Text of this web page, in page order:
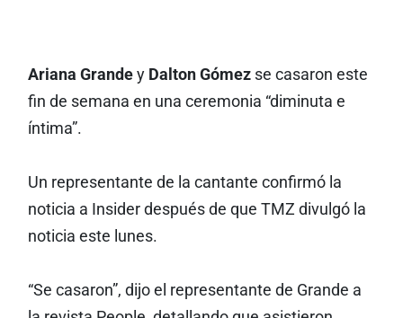
Ariana Grande y Dalton Gómezse casaron este
fin de semana en una ceremonia “diminuta e
íntima”.
Un representante de la cantante confirmó la
noticia a Insider después de que TMZ divulgó la
noticia este lunes.
“Se casaron”, dijo el representante de Grande a